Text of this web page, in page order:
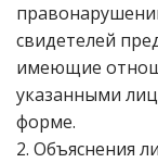
свидетелей
имеющие
указанными
форме.
2. Объяснения